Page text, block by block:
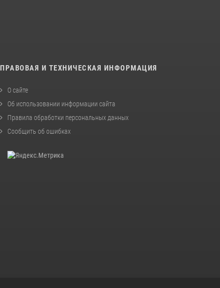
ПРАВОВАЯ И ТЕХНИЧЕСКАЯ ИНФОРМАЦИЯ
О сайте
Об использовании информации сайта
Правила обработки персональных данных
Сообщить об ошибках